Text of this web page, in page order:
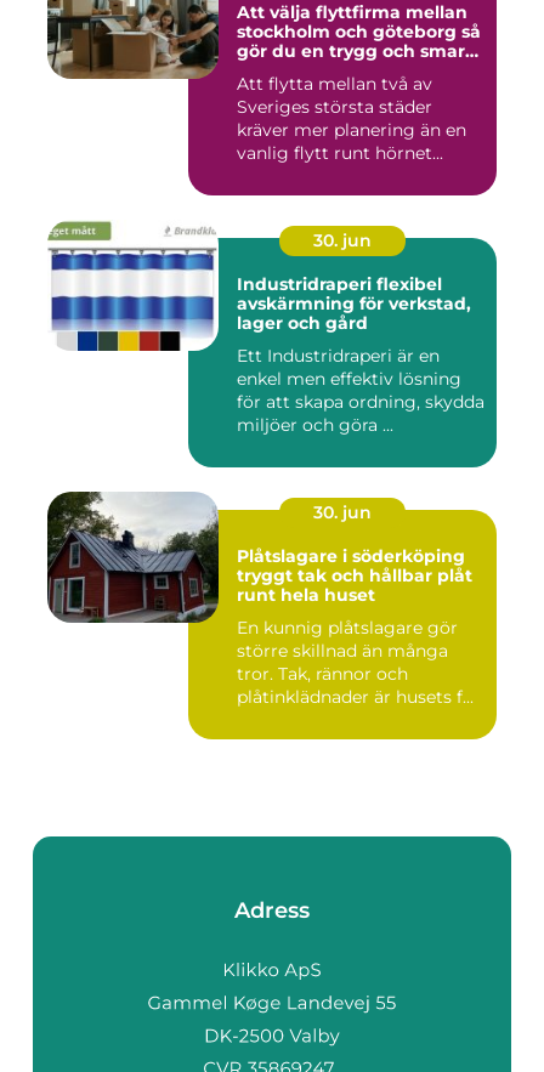
Att välja flyttfirma mellan
stockholm och göteborg så
gör du en trygg och smart
Att flytta mellan två av
Sveriges största städer
kräver mer planering än en
vanlig flytt runt hörnet...
30. jun
Industridraperi flexibel
avskärmning för verkstad,
lager och gård
Ett Industridraperi är en
enkel men effektiv lösning
för att skapa ordning, skydda
miljöer och göra ...
30. jun
Plåtslagare i söderköping
tryggt tak och hållbar plåt
runt hela huset
En kunnig plåtslagare gör
större skillnad än många
tror. Tak, rännor och
plåtinklädnader är husets f...
Adress